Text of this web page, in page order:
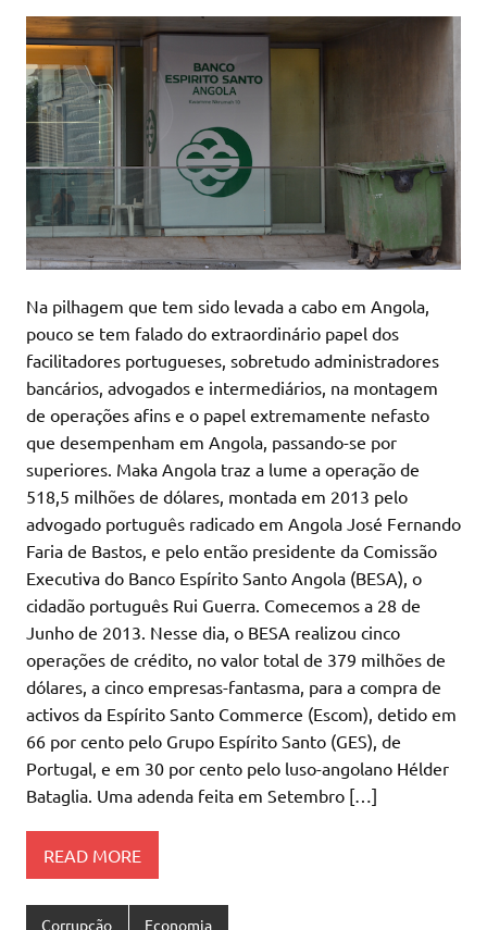
Na pilhagem que tem sido levada a cabo em Angola,
pouco se tem falado do extraordinário papel dos
facilitadores portugueses, sobretudo administradores
bancários, advogados e intermediários, na montagem
de operações afins e o papel extremamente nefasto
que desempenham em Angola, passando-se por
superiores. Maka Angola traz a lume a operação de
518,5 milhões de dólares, montada em 2013 pelo
advogado português radicado em Angola José Fernando
Faria de Bastos, e pelo então presidente da Comissão
Executiva do Banco Espírito Santo Angola (BESA), o
cidadão português Rui Guerra. Comecemos a 28 de
Junho de 2013. Nesse dia, o BESA realizou cinco
operações de crédito, no valor total de 379 milhões de
dólares, a cinco empresas-fantasma, para a compra de
activos da Espírito Santo Commerce (Escom), detido em
66 por cento pelo Grupo Espírito Santo (GES), de
Portugal, e em 30 por cento pelo luso-angolano Hélder
Bataglia. Uma adenda feita em Setembro […]
READ MORE
Corrupção Economia